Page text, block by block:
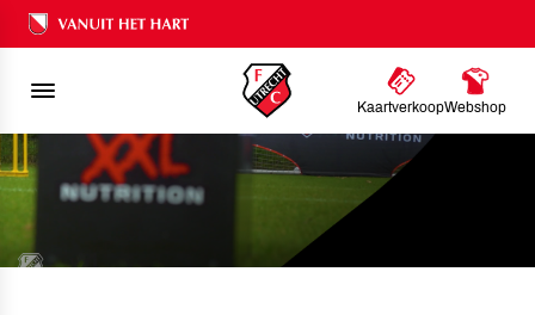
Ons nalatenschap
KaartverkoopWebshop